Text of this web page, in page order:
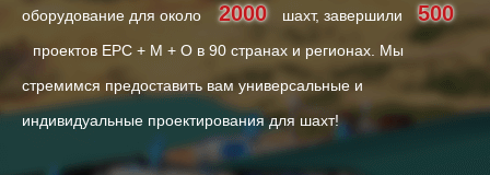
оборудование для около
2000 шахт, завершили 500
проектов EPC + M + O в 90 странах и регионах. Мы
стремимся предоставить вам универсальные и
индивидуальные проектирования для шахт!